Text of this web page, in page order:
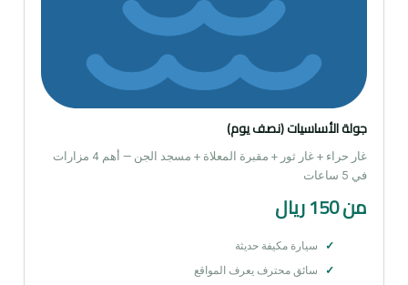
جولة الأساسيات (نصف يوم)
غار حراء + غار ثور + مقبرة المعلاة + مسجد الجن — أهم 4 مزارات
في 5 ساعات
من 150 ريال
سيارة مكيفة حديثة
سائق محترف يعرف المواقع